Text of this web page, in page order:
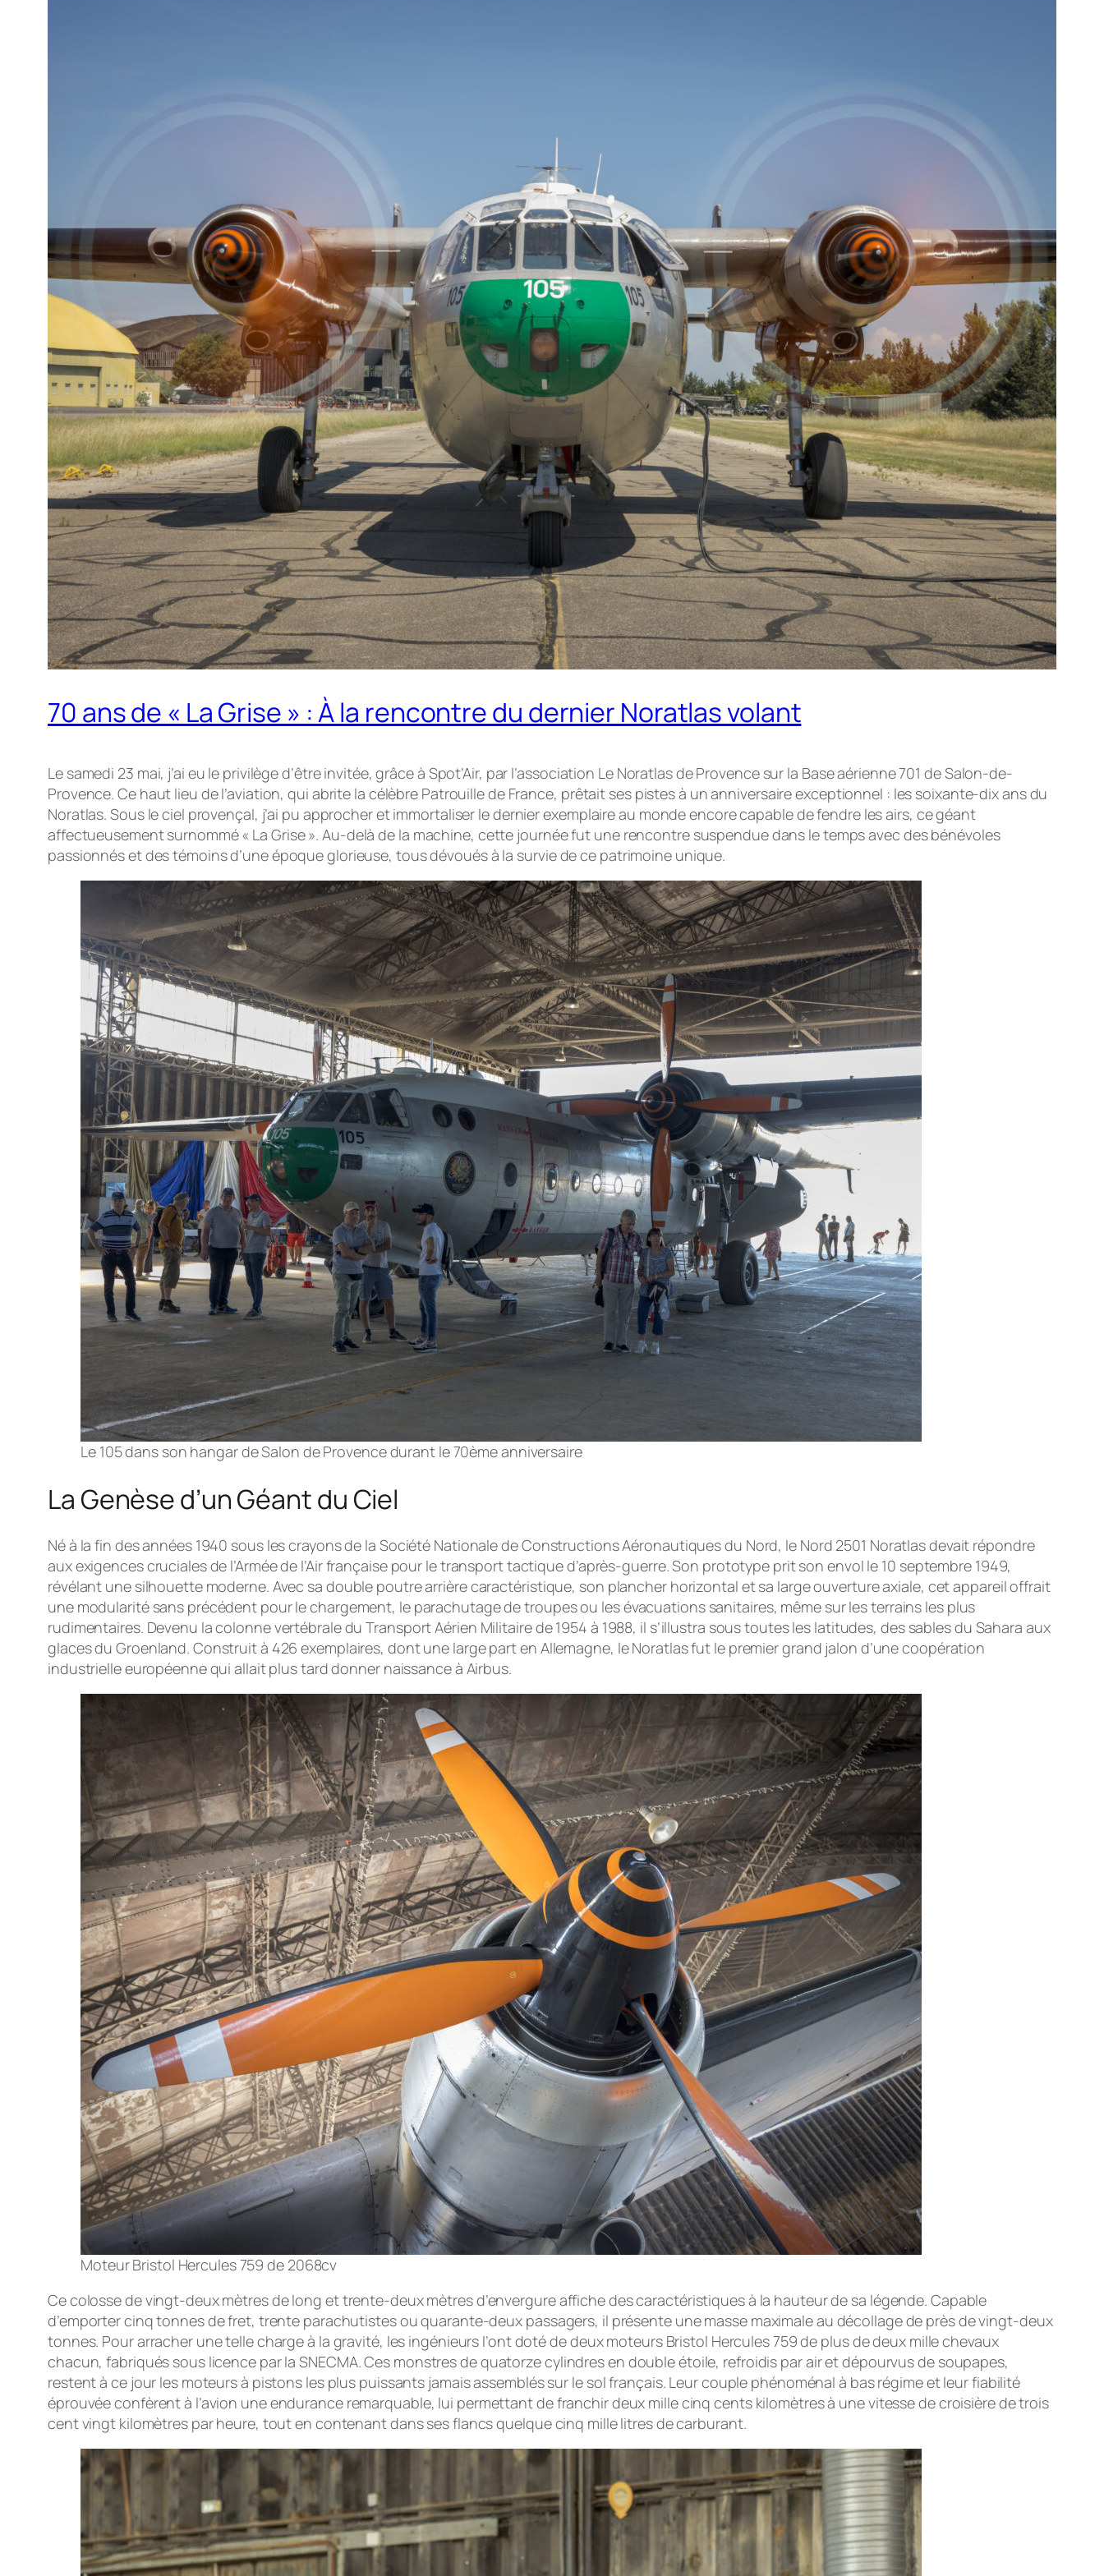
70 ans de « La Grise » : À la rencontre du dernier Noratlas volant
Le samedi 23 mai, j’ai eu le privilège d’être invitée, grâce à Spot’Air, par l’association Le Noratlas de Provence sur la Base aérienne 701 de Salon-de-
Provence. Ce haut lieu de l’aviation, qui abrite la célèbre Patrouille de France, prêtait ses pistes à un anniversaire exceptionnel : les soixante-dix ans du
Noratlas. Sous le ciel provençal, j’ai pu approcher et immortaliser le dernier exemplaire au monde encore capable de fendre les airs, ce géant
affectueusement surnommé « La Grise ». Au-delà de la machine, cette journée fut une rencontre suspendue dans le temps avec des bénévoles
passionnés et des témoins d’une époque glorieuse, tous dévoués à la survie de ce patrimoine unique.
Le 105 dans son hangar de Salon de Provence durant le 70ème anniversaire
La Genèse d’un Géant du Ciel
Né à la fin des années 1940 sous les crayons de la Société Nationale de Constructions Aéronautiques du Nord, le Nord 2501 Noratlas devait répondre
aux exigences cruciales de l’Armée de l’Air française pour le transport tactique d’après-guerre. Son prototype prit son envol le 10 septembre 1949,
révélant une silhouette moderne. Avec sa double poutre arrière caractéristique, son plancher horizontal et sa large ouverture axiale, cet appareil offrait
une modularité sans précédent pour le chargement, le parachutage de troupes ou les évacuations sanitaires, même sur les terrains les plus
rudimentaires. Devenu la colonne vertébrale du Transport Aérien Militaire de 1954 à 1988, il s’illustra sous toutes les latitudes, des sables du Sahara aux
glaces du Groenland. Construit à 426 exemplaires, dont une large part en Allemagne, le Noratlas fut le premier grand jalon d’une coopération
industrielle européenne qui allait plus tard donner naissance à Airbus.
Moteur Bristol Hercules 759 de 2068cv
Ce colosse de vingt-deux mètres de long et trente-deux mètres d’envergure affiche des caractéristiques à la hauteur de sa légende. Capable
d’emporter cinq tonnes de fret, trente parachutistes ou quarante-deux passagers, il présente une masse maximale au décollage de près de vingt-deux
tonnes. Pour arracher une telle charge à la gravité, les ingénieurs l’ont doté de deux moteurs Bristol Hercules 759 de plus de deux mille chevaux
chacun, fabriqués sous licence par la SNECMA. Ces monstres de quatorze cylindres en double étoile, refroidis par air et dépourvus de soupapes,
restent à ce jour les moteurs à pistons les plus puissants jamais assemblés sur le sol français. Leur couple phénoménal à bas régime et leur fiabilité
éprouvée confèrent à l’avion une endurance remarquable, lui permettant de franchir deux mille cinq cents kilomètres à une vitesse de croisière de trois
cent vingt kilomètres par heure, tout en contenant dans ses flancs quelque cinq mille litres de carburant.